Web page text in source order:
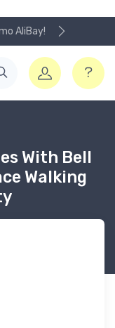
AliBay!
With Bell
Walking